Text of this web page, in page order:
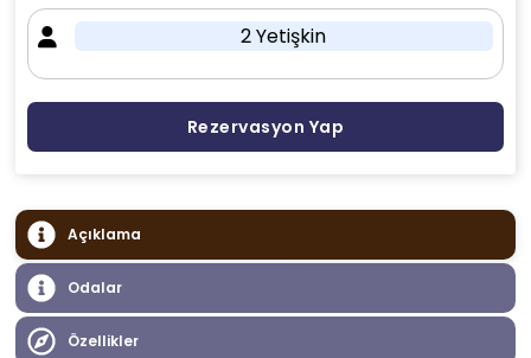
2 Yetişkin
Rezervasyon Yap
Açıklama
Odalar
Özellikler